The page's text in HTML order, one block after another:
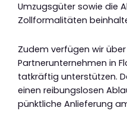
Umzugsgüter sowie die
Zollformalitäten
Zudem verfügen wir
Partnerunternehmen in
tatkräftig unterstützen.
einen reibungslosen
pünktliche Anlieferung